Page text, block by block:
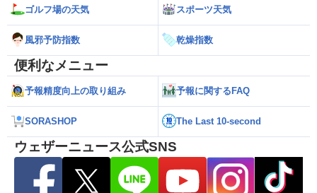
ゴルフ場の天気 スポーツ天気
風邪予防指数 乾燥指数
便利なメニュー
予報精度向上の取り組み 予報に関するFAQ
SORASHOP The Last 10-second
ウェザーニュース公式SNS